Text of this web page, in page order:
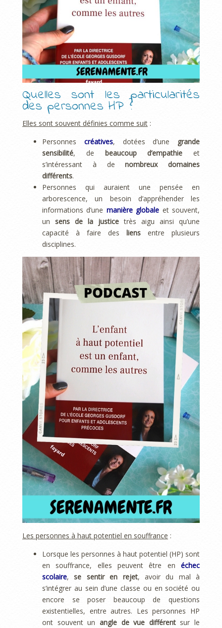
Quelles sont les particularités
des personnes HP ?
Elles sont souvent définies comme suit :
Personnes créatives, dotées d’une grande
sensibilité, de beaucoup d’empathie et
s’intéressant à denombreux domaines
différents.
Personnes qui auraient une pensée en
arborescence, un besoin d’appréhender les
informations d’une manière globale et souvent,
un sens de la justice très aigu ainsi qu’une
capacité à faire des liens entre plusieurs
disciplines.
Les personnes à haut potentiel en souffrance :
Lorsque les personnes à haut potentiel (HP) sont
en souffrance, elles peuvent être en échec
scolaire,se sentir en rejet, avoir du mal à
s’intégrer au sein d’une classe ou en société ou
encore se poser beaucoup de questions
existentielles, entre autres. Les personnes HP
ont souvent un angle de vue différentsur le